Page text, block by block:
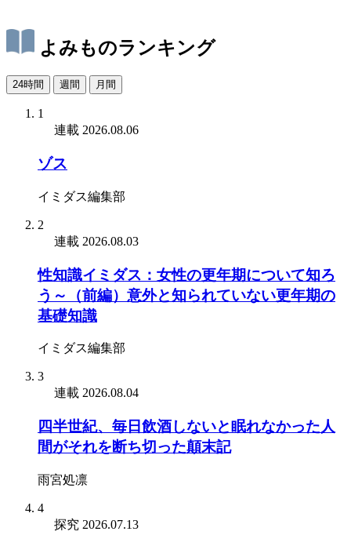
よみものランキング
24時間 週間 月間
1
連載 2026.08.06
ゾス
イミダス編集部
2
連載 2026.08.03
性知識イミダス：女性の更年期について知ろ
う～（前編）意外と知られていない更年期の
基礎知識
イミダス編集部
3
連載 2026.08.04
四半世紀、毎日飲酒しないと眠れなかった人
間がそれを断ち切った顛末記
雨宮処凛
4
探究 2026.07.13